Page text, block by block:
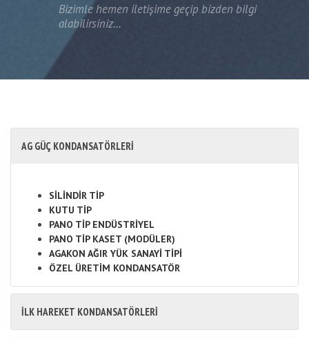
Bizimle hemen iletişime geçip bizden bilgi
alabilirsiniz...
AG GÜÇ KONDANSATÖRLERİ
SİLİNDİR TİP
KUTU TİP
PANO TİP ENDÜSTRİYEL
PANO TİP KASET (MODÜLER)
AGAKON AĞIR YÜK SANAYİ TİPİ
ÖZEL ÜRETİM KONDANSATÖR
İLK HAREKET KONDANSATÖRLERİ